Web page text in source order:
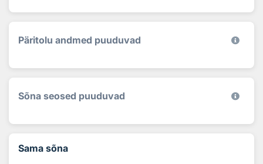
Päritolu andmed puuduvad
Sõna seosed puuduvad
Sama sõna